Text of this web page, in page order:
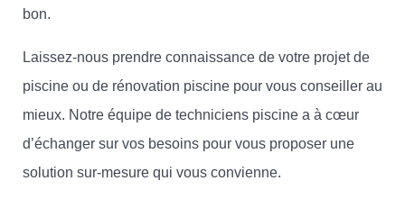
bon.
Laissez-nous prendre connaissance de votre projet de
piscine ou de rénovation piscine pour vous conseiller au
mieux. Notre équipe de techniciens piscine a à cœur
d’échanger sur vos besoins pour vous proposer une
solution sur-mesure qui vous convienne.